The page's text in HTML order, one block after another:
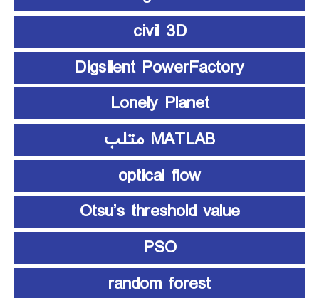
civil 3D
Digsilent PowerFactory
Lonely Planet
MATLAB متلب
optical flow
Otsu’s threshold value
PSO
random forest